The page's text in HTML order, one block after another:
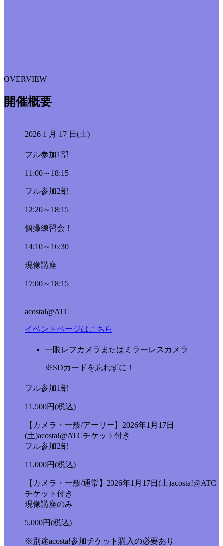
OVERVIEW
開催概要
2026 1 月 17 日(土)
フル参加1部
11:00～18:15
フル参加2部
12:20～18:15
個撮練習会！
14:10～16:30
現像講座
17:00～18:15
acosta!@ATC
イベントページはこちら
一眼レフカメラまたはミラーレスカメラ
※SDカードを忘れずに！
フル参加1部
11,500円(税込)
【カメラ・一般/アーリー】2026年1月17日
(土)acosta!@ATCチケット付き
フル参加2部
11,000円(税込)
【カメラ・一般/通常】2026年1月17日(土)acosta!@ATC
チケット付き
現像講座のみ
5,000円(税込)
※別途acosta!参加チケット購入の必要あり